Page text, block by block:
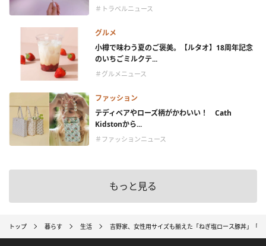
＃トラベルニュース
グルメ
小樽で味わう夏のご褒美。【ルタオ】18周年記念
のいちごミルクテ...
＃グルメニュース
ファッション
テディベアやローズ柄がかわいい！ Cath
Kidstonから...
＃ファッションニュース
もっと見る
トップ 暮らす 生活 吉野家、女性用サイズも揃えた「ねぎ塩ロース豚丼」「